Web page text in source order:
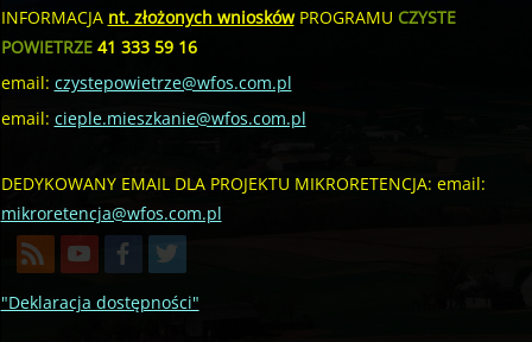
INFORMACJA nt. złożonych wnioskówPROGRAMU CZYSTE
POWIETRZE41 333 59 16
email: czystepowietrze@wfos.com.pl
email: cieple.mieszkanie@wfos.com.pl
DEDYKOWANY EMAIL DLA PROJEKTU MIKRORETENCJA: email:
mikroretencja@wfos.com.pl
"Deklaracja dostępności"